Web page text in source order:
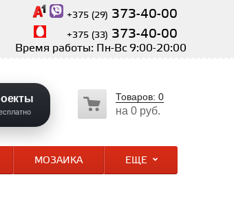
+375 (29) 373-40-00
+375 (33) 373-40-00
Время работы: Пн-Вс 9:00-20:00
Товаров: 0
на 0 руб.
МОЗАИКА ЕЩЕ